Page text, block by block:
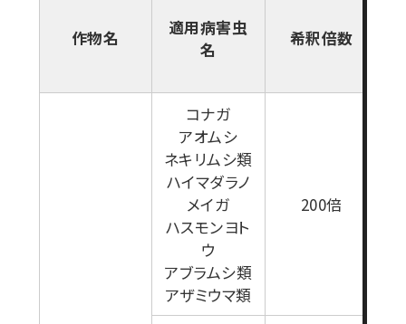
作物名
適用病害虫
名
希釈倍数
コナガ
アオムシ
ネキリムシ類
ハイマダラノ
メイガ
ハスモンヨト
ウ
アブラムシ類
アザミウマ類
200倍